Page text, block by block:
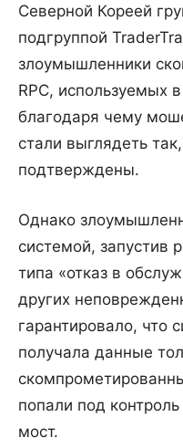
Северной Кореей
подгруппой
злоумышленники
RPC, используемых
благодаря чему
стали выглядеть
подтверждены.
Однако
системой, запустив
типа «отказ в
других
гарантировало, что
получала данные
попали под
мост.